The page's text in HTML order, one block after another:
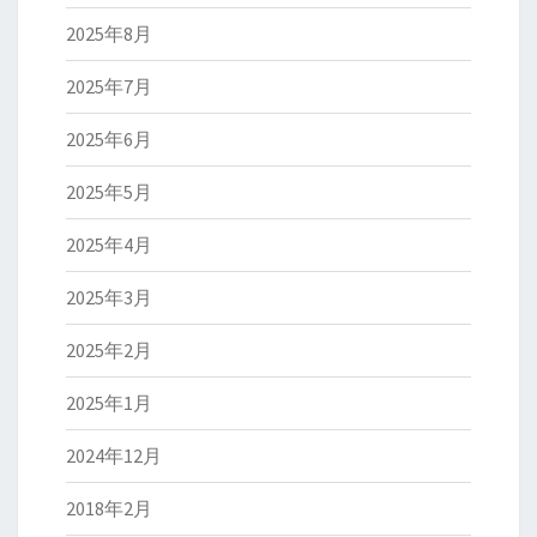
2025年8月
2025年7月
2025年6月
2025年5月
2025年4月
2025年3月
2025年2月
2025年1月
2024年12月
2018年2月